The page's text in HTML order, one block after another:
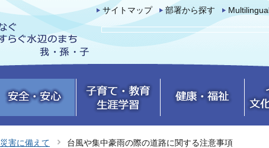
サイトマップ 部署から探す Multilingual
災害に備えて 台風や集中豪雨の際の道路に関する注意事項